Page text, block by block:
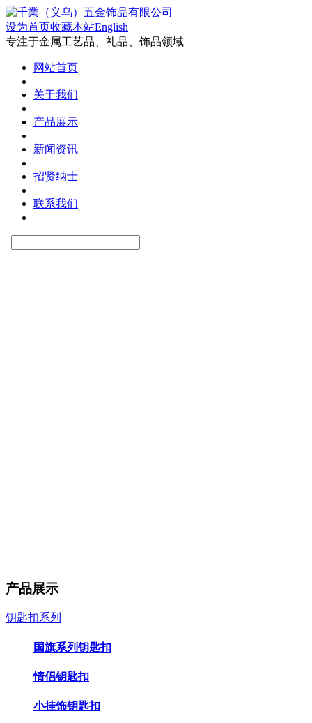
设为首页收藏本站English
专注于金属工艺品、礼品、饰品领域
网站首页
关于我们
产品展示
新闻资讯
招贤纳士
联系我们
产品展示
钥匙扣系列
国旗系列钥匙扣
情侣钥匙扣
小挂饰钥匙扣